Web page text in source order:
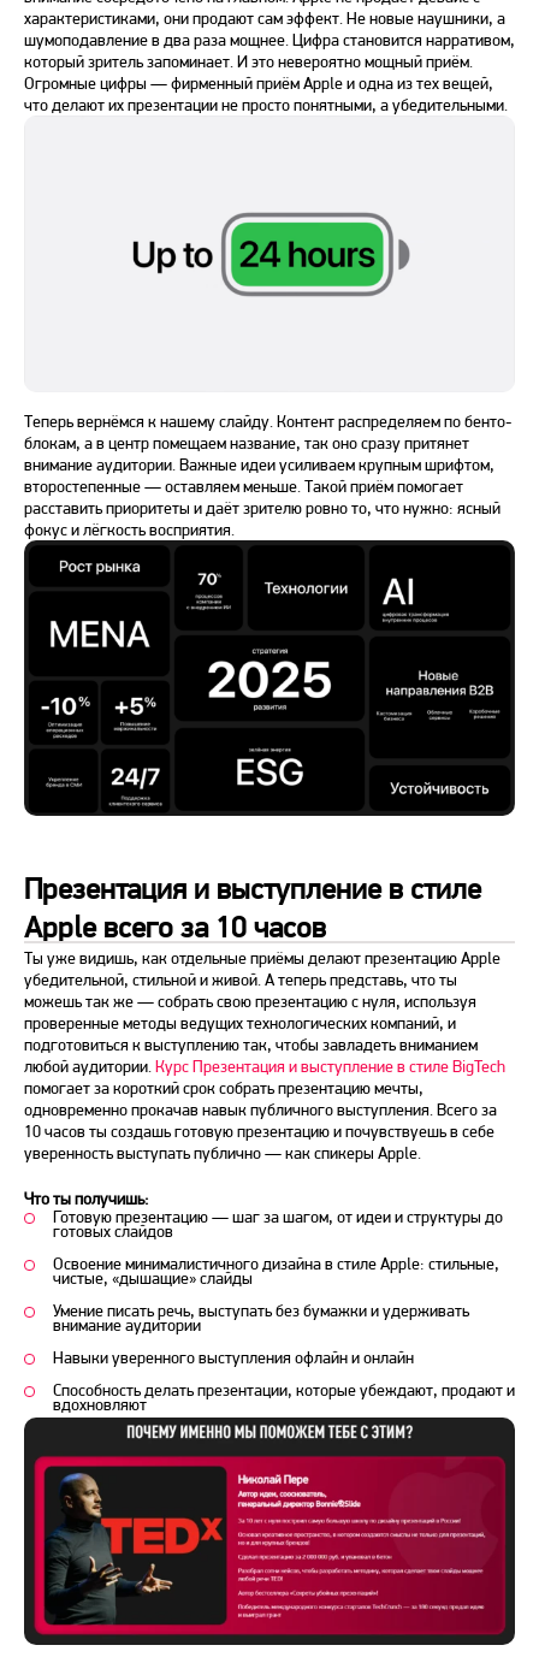
характеристиками, они продают сам эффект. Не новые наушники, а
шумоподавление в два раза мощнее. Цифра становится нарративом,
который зритель запоминает. И это невероятно мощный приём.
Огромные цифры — фирменный приём Apple и одна из тех вещей,
что делают их презентации не просто понятными, а убедительными.
Теперь вернёмся к нашему слайду. Контент распределяем по бенто-
блокам, а в центр помещаем название, так оно сразу притянет
внимание аудитории. Важные идеи усиливаем крупным шрифтом,
второстепенные — оставляем меньше. Такой приём помогает
расставить приоритеты и даёт зрителю ровно то, что нужно: ясный
фокус и лёгкость восприятия.
Презентация и выступление в стиле
Apple всего за 10 часов
Ты уже видишь, как отдельные приёмы делают презентацию Apple
убедительной, стильной и живой. А теперь представь, что ты
можешь так же — собрать свою презентацию с нуля, используя
проверенные методы ведущих технологических компаний, и
подготовиться к выступлению так, чтобы завладеть вниманием
любой аудитории. Курс Презентация и выступление в стиле BigTech
помогает за короткий срок собрать презентацию мечты,
одновременно прокачав навык публичного выступления. Всего за
10 часов ты создашь готовую презентацию и почувствуешь в себе
уверенность выступать публично — как спикеры Apple.
Что ты получишь:
Готовую презентацию — шаг за шагом, от идеи и структуры до
готовых слайдов
Освоение минималистичного дизайна в стиле Apple: стильные,
чистые, «дышащие» слайды
Умение писать речь, выступать без бумажки и удерживать
внимание аудитории
Навыки уверенного выступления офлайн и онлайн
Способность делать презентации, которые убеждают, продают и
вдохновляют